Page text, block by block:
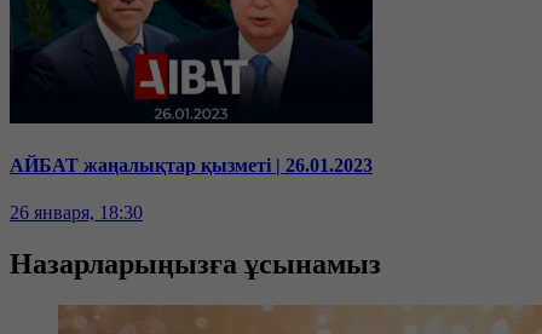
АЙБАТ жаңалықтар қызметі | 26.01.2023
26 января, 18:30
Назарларыңызға ұсынамыз